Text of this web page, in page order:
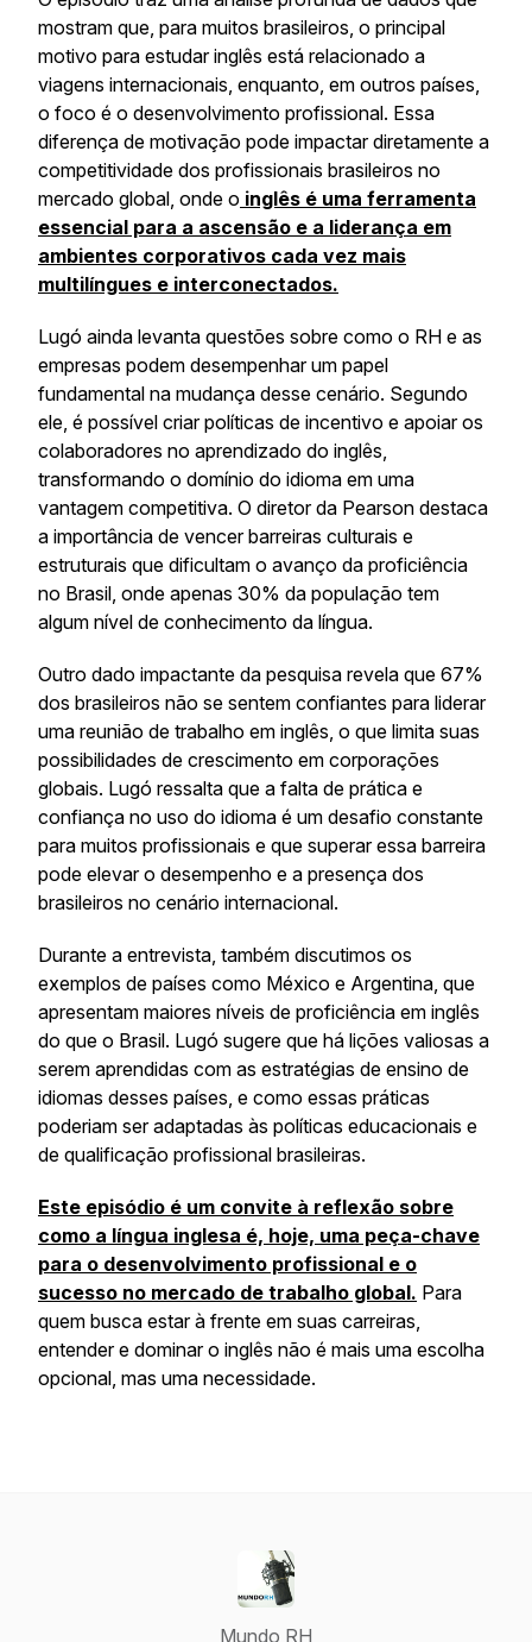
mostram que, para muitos brasileiros, o principal
motivo para estudar inglês está relacionado a
viagens internacionais, enquanto, em outros países,
o foco é o desenvolvimento profissional. Essa
diferença de motivação pode impactar diretamente a
competitividade dos profissionais brasileiros no
mercado global, onde o inglês é uma ferramenta
essencial para a ascensão e a liderança em
ambientes corporativos cada vez mais
multilíngues e interconectados.
Lugó ainda levanta questões sobre como o RH e as
empresas podem desempenhar um papel
fundamental na mudança desse cenário. Segundo
ele, é possível criar políticas de incentivo e apoiar os
colaboradores no aprendizado do inglês,
transformando o domínio do idioma em uma
vantagem competitiva. O diretor da Pearson destaca
a importância de vencer barreiras culturais e
estruturais que dificultam o avanço da proficiência
no Brasil, onde apenas 30% da população tem
algum nível de conhecimento da língua.
Outro dado impactante da pesquisa revela que 67%
dos brasileiros não se sentem confiantes para liderar
uma reunião de trabalho em inglês, o que limita suas
possibilidades de crescimento em corporações
globais. Lugó ressalta que a falta de prática e
confiança no uso do idioma é um desafio constante
para muitos profissionais e que superar essa barreira
pode elevar o desempenho e a presença dos
brasileiros no cenário internacional.
Durante a entrevista, também discutimos os
exemplos de países como México e Argentina, que
apresentam maiores níveis de proficiência em inglês
do que o Brasil. Lugó sugere que há lições valiosas a
serem aprendidas com as estratégias de ensino de
idiomas desses países, e como essas práticas
poderiam ser adaptadas às políticas educacionais e
de qualificação profissional brasileiras.
Este episódio é um convite à reflexão sobre
como a língua inglesa é, hoje, uma peça-chave
para o desenvolvimento profissional e o
sucesso no mercado de trabalho global. Para
quem busca estar à frente em suas carreiras,
entender e dominar o inglês não é mais uma escolha
opcional, mas uma necessidade.
Mundo RH